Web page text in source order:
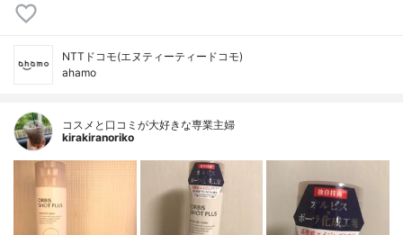
NTTドコモ(エヌティーティードコモ)
ahamo
コスメと口コミが大好きな専業主婦
kirakiranoriko